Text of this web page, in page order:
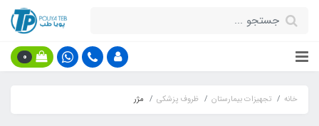
0
خانه تجهیزات بیمارستان ظروف پزشکی مژر